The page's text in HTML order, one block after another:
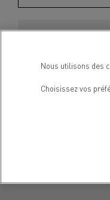
Contact
Severyne
Téléphone : +33
Nous utilisons des
Choisissez vos